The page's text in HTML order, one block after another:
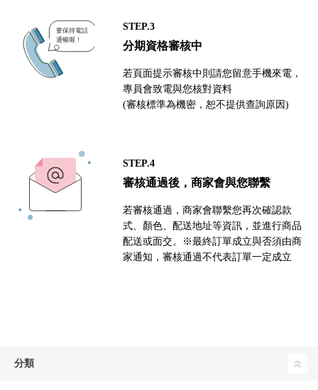
STEP.3
分期資格審核中
若頁面提示審核中則請您留意手機來電，
專員會致電與您核對資料
(審核標準為機密，恕不提供查詢原因)
STEP.4
審核通過後，商家會與您聯繫
若審核通過，商家會聯繫您再次確認款
式、顏色、配送地址等資訊，並進行商品
配送或面交。※最終訂單成立與否須由商
家通知，審核通過不代表訂單一定成立
分類